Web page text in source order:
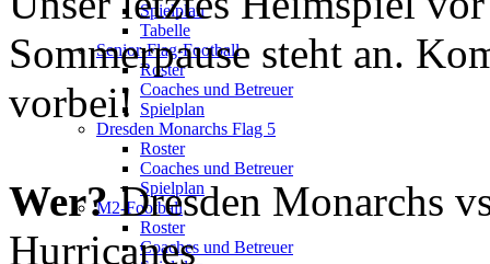
Spielplan
Tabelle
Senior-Flag-Football
Roster
Coaches und Betreuer
Spielplan
Dresden Monarchs Flag 5
Roster
Coaches und Betreuer
Spielplan
M2-Football
Roster
Coaches und Betreuer
Sommerpause steht an.
vorbei!
Wer?Dresden Monarchs
Hurricanes